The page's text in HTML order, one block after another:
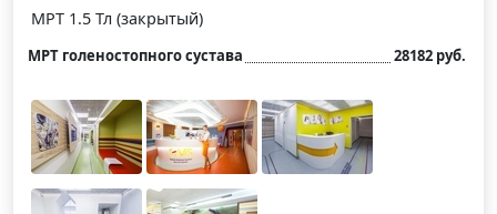
МРТ 1.5 Тл (закрытый)
МРТ голеностопного сустава 28182 руб.